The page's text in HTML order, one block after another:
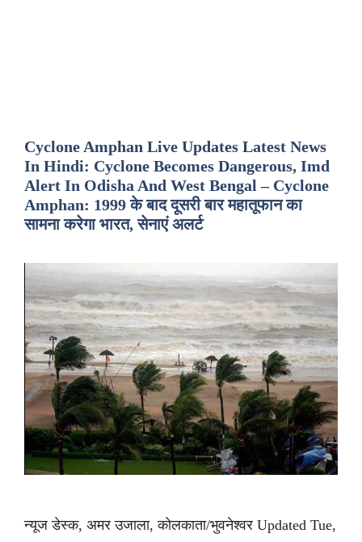
Cyclone Amphan Live Updates Latest News
In Hindi: Cyclone Becomes Dangerous, Imd
Alert In Odisha And West Bengal – Cyclone
Amphan: 1999 के बाद दूसरी बार महातूफान का
सामना करेगा भारत, सेनाएं अलर्ट
न्यूज डेस्क, अमर उजाला, कोलकाता/भुवनेश्वर Updated Tue,